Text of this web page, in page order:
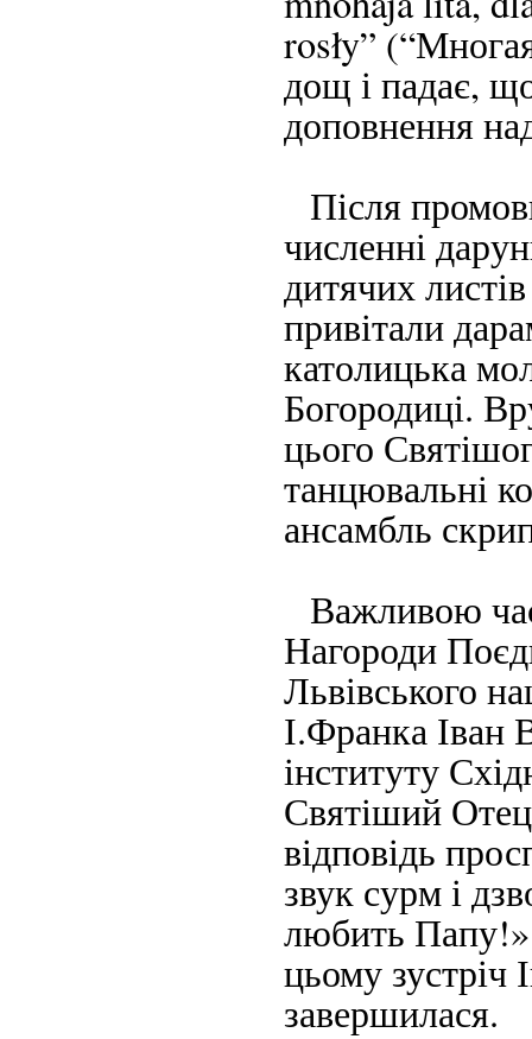
rosły”
дощ і падає,
доповнення
Після
численні
дитячих
привітали
католицька
Богородиці.
цього
танцювальні
ансамбль
Важливою
Нагороди
Львівського
І.Франка Іван
інституту
Святіший
відповідь
звук сурм і
любить Папу!»
цьому зустріч
завершилася.